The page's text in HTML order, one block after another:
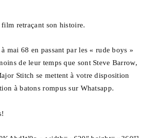
retraçant son histoire.
mai 68 en passant par les « rude boys »
de leur temps que sont Steve Barrow,
Stitch se mettent à votre disposition
à batons rompus sur Whatsapp.